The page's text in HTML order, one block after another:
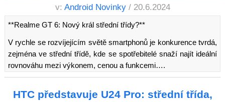
v: Android Novinky / 20.6.2024
**Realme GT 6: Nový král střední třídy?**
V rychle se rozvíjejícím světě smartphonů je konkurence tvrdá,
zejména ve střední třídě, kde se spotřebitelé snaží najít ideální
rovnováhu mezi výkonem, cenou a funkcemi….
HTC představuje U24 Pro: střední třída,